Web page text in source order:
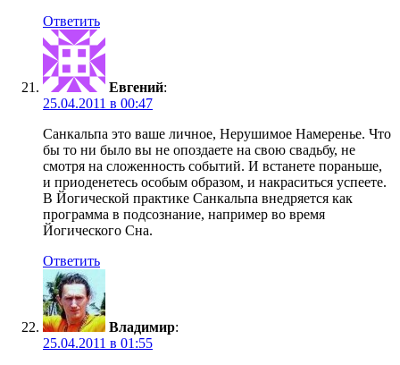
Ответить
Евгений:
25.04.2011 в 00:47
Санкальпа это ваше личное, Нерушимое Намеренье. Что
бы то ни было вы не опоздаете на свою свадьбу, не
смотря на сложенность событий. И встанете пораньше,
и приоденетесь особым образом, и накраситься успеете.
В Йогической практике Санкальпа внедряется как
программа в подсознание, например во время
Йогического Сна.
Ответить
Владимир:
25.04.2011 в 01:55